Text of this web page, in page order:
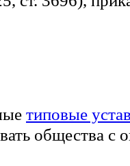
типовые
общества с